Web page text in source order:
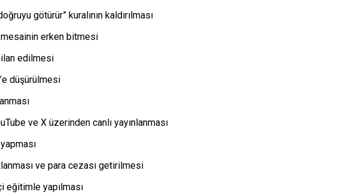
götürür” kuralının kaldırılması
erken bitmesi
ilan edilmesi
düşürülmesi
ve X üzerinden canlı yayınlanması
ve para cezası getirilmesi
yapılması